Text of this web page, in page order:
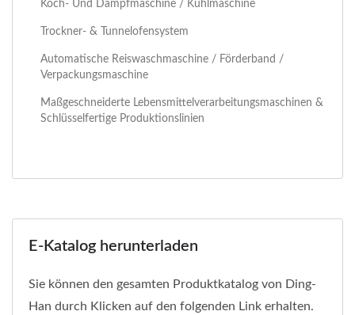
Koch- Und Dampfmaschine / Kühlmaschine
Trockner- & Tunnelofensystem
Automatische Reiswaschmaschine / Förderband /
Verpackungsmaschine
Maßgeschneiderte Lebensmittelverarbeitungsmaschinen &
Schlüsselfertige Produktionslinien
E-Katalog herunterladen
Sie können den gesamten Produktkatalog von Ding-
Han durch Klicken auf den folgenden Link erhalten.